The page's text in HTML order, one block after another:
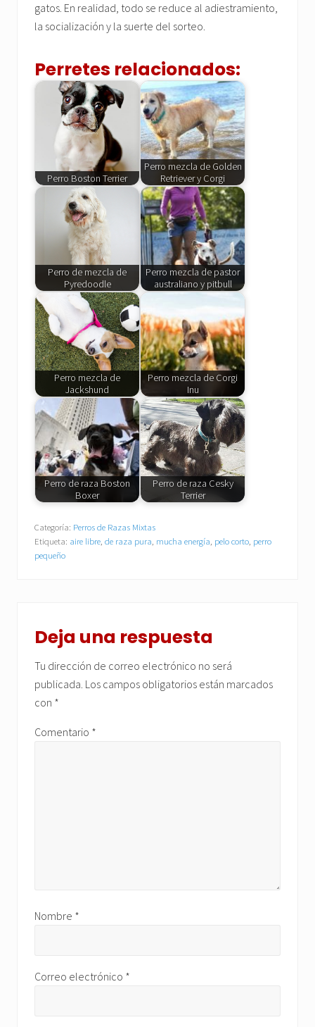
gatos. En realidad, todo se reduce al adiestramiento,
la socialización y la suerte del sorteo.
Perretes relacionados:
Perro Boston Terrier
Perro mezcla de Golden
Retriever y Corgi
Perro de mezcla de
Pyredoodle
Perro mezcla de pastor
australiano y pitbull
Perro mezcla de
Jackshund
Perro mezcla de Corgi
Inu
Perro de raza Boston
Boxer
Perro de raza Cesky
Terrier
Categoría: Perros de Razas Mixtas
Etiqueta: aire libre, de raza pura, mucha energía, pelo corto, perro
pequeño
con
los
lectores
Deja una respuesta
Tu dirección de correo electrónico no será
publicada. Los campos obligatorios están marcados
con *
Comentario *
Nombre *
Correo electrónico *